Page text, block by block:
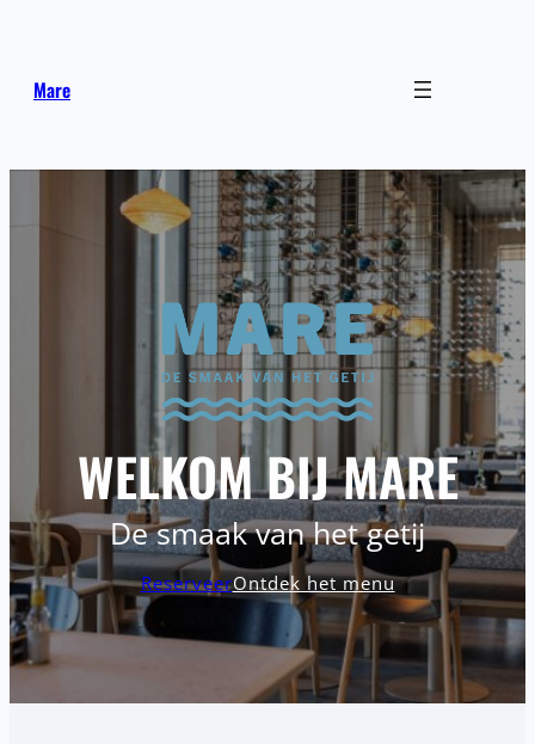
Mare
WELKOM BIJ MARE
De smaak van het getij
ReserveerOntdek het menu